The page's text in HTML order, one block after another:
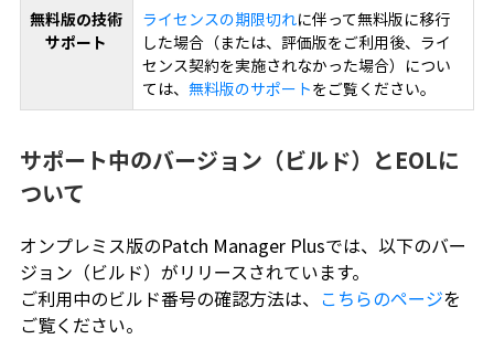
無料版の技術
サポート
ライセンスの期限切れに伴って無料版に移行
した場合（または、評価版をご利用後、ライ
センス契約を実施されなかった場合）につい
ては、 無料版のサポートをご覧ください。
サポート中のバージョン（ビルド）とEOLに
ついて
オンプレミス版のPatch Manager Plusでは、以下のバー
ジョン（ビルド）がリリースされています。
ご利用中のビルド番号の確認方法は、 こちらのページを
ご覧ください。